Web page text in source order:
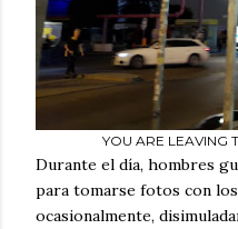
YOU ARE LEAVING
Durante el día, hombres
para tomarse fotos con
ocasionalmente,